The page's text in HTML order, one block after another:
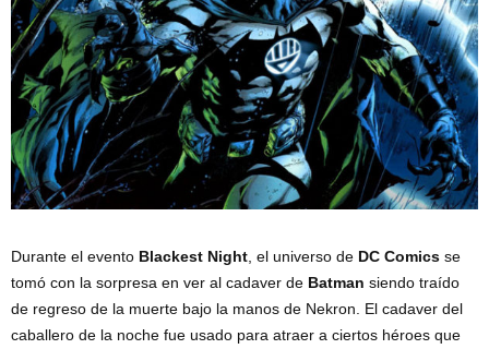
Durante el evento Blackest Night , el universo de DC Comics se
tomó con la sorpresa en ver al cadaver de Batman siendo traído
de regreso de la muerte bajo la manos de Nekron. El cadaver del
caballero de la noche fue usado para atraer a ciertos héroes que